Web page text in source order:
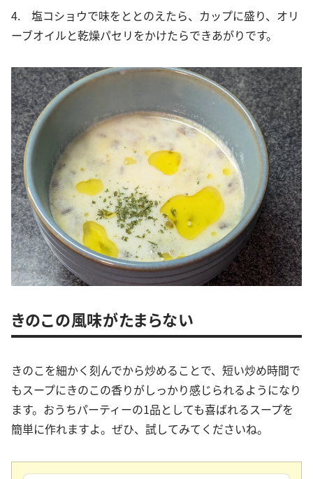
4. 塩コショウで味をととのえたら、カップに盛り、オリ
ーブオイルと乾燥パセリをかけたらできあがりです。
きのこの風味がたまらない
きのこを細かく刻んでから炒めることで、短い炒め時間で
もスープにきのこの香りがしっかり感じられるようになり
ます。おうちパーティーの1品としても喜ばれるスープを
簡単に作れますよ。ぜひ、試してみてくださいね。